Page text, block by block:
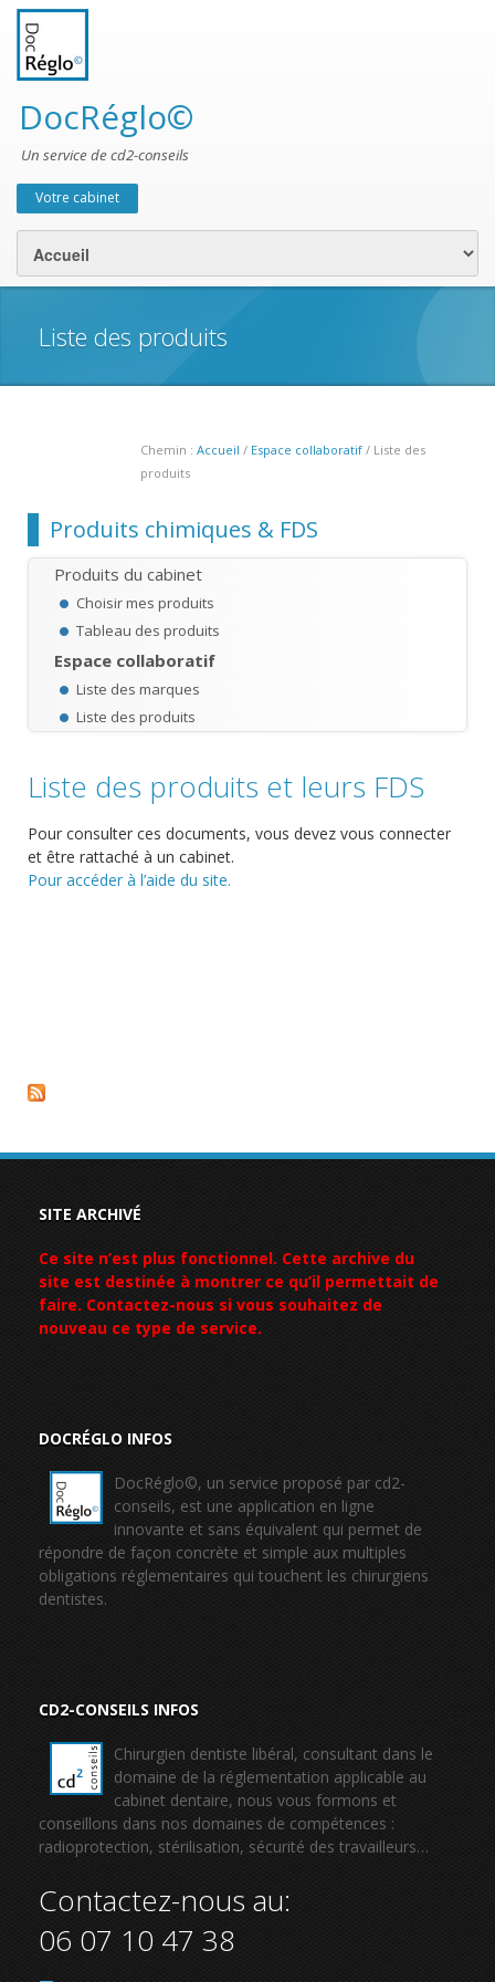
DocRéglo©
Un service de cd2-conseils
Menu secondaire
Votre cabinet
Liste des produits
Chemin : Accueil / Espace collaboratif/ Liste des
produits
Produits chimiques & FDS
Produits du cabinet
Choisir mes produits
Tableau des produits
Espace collaboratif
Liste des marques
Liste des produits
Liste des produits et leurs FDS
Pour consulter ces documents, vous devez vous connecter
et être rattaché à un cabinet.
Pour accéder à l’aide du site.
SITE ARCHIVÉ
Ce site n’est plus fonctionnel. Cette archive du
site est destinée à montrer ce qu’il permettait de
faire. Contactez-nous si vous souhaitez de
nouveau ce type de service.
DOCRÉGLO INFOS
DocRéglo©, un service proposé par cd2-
conseils, est une application en ligne
innovante et sans équivalent qui permet de
répondre de façon concrète et simple aux multiples
obligations réglementaires qui touchent les chirurgiens
dentistes.
CD2-CONSEILS INFOS
Chirurgien dentiste libéral, consultant dans le
domaine de la réglementation applicable au
cabinet dentaire, nous vous formons et
conseillons dans nos domaines de compétences :
radioprotection, stérilisation, sécurité des travailleurs…
Contactez-nous au:
06 07 10 47 38